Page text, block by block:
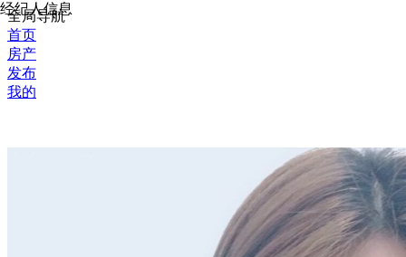
经纪人信息
全局导航
首页
房产
发布
我的